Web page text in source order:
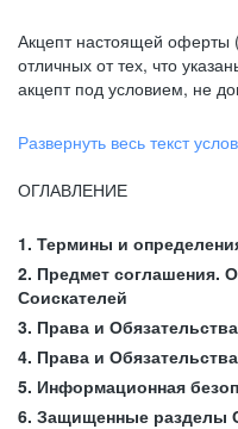
Акцепт настоящей оферты
отличных от тех, что
акцепт под условием, не
Развернуть весь текст
ОГЛАВЛЕНИЕ
1. Термины и
2. Предмет соглашения.
Соискателей
3. Права и
4. Права и
5. Информационная
6. Защищенные разделы